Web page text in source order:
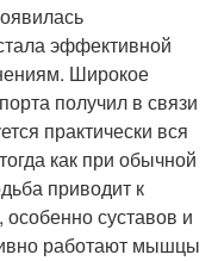
эффективной
Широкое
получил в связи
практически вся
как при обычной
приводит к
суставов и
работают мышцы